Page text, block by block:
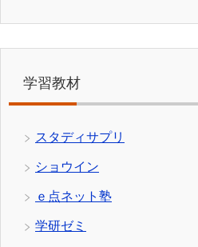
学習教材
スタディサプリ
ショウイン
ｅ点ネット塾
学研ゼミ